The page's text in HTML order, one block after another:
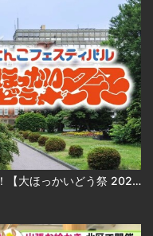
今年は“道庁赤れんがガーデン”で開催！【大ほっかいどう祭 2026】